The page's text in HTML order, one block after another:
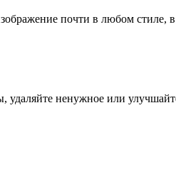
почти в любом стиле,
удаляйте ненужное или